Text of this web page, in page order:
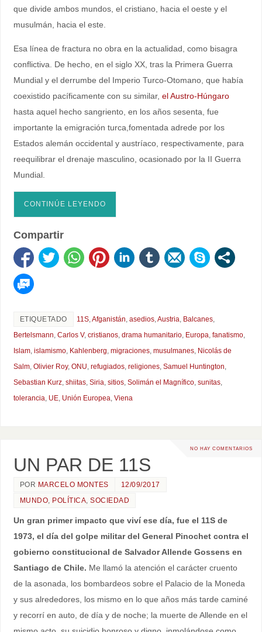
que divide ambos mundos, el cristiano, hacia el oeste y el
musulmán, hacia el este.
Esa línea de fractura no obra en la actualidad, como bisagra
conflictiva. De hecho, en el siglo XX, tras la Primera Guerra
Mundial y el derrumbe del Imperio Turco-Otomano, que había
coexistido pacíficamente con su similar, el Austro-Húngaro
hasta aquel hecho sangriento, en los años sesenta, fue
importante la emigración turca,fomentada adrede por los
Estados alemán occidental y austríaco, respectivamente, para
reequilibrar el drenaje masculino, ocasionado por la II Guerra
Mundial.
CONTINÚE LEYENDO
Compartir
ETIQUETADO 11S,Afganistán, asedios,Austria, Balcanes,
Bertelsmann, Carlos V, cristianos, drama humanitario, Europa, fanatismo,
Islam, islamismo, Kahlenberg, migraciones, musulmanes, Nicolás de
Salm, Olivier Roy, ONU, refugiados, religiones, Samuel Huntington,
Sebastian Kurz, shiitas, Siria, sitios, Solimán el Magnífico, sunitas,
tolerancia, UE, Unión Europea, Viena
NO HAY COMENTARIOS
UN PAR DE 11S
POR MARCELO MONTES
12/09/2017
MUNDO, POLÍTICA,SOCIEDAD
Un gran primer impacto que viví ese día, fue el 11S de
1973, el día del golpe militar del General Pinochet contra el
gobierno constitucional de Salvador Allende Gossens en
Santiago de Chile. Me llamó la atención el carácter cruento
de la asonada, los bombardeos sobre el Palacio de la Moneda
y sus alrededores, los mismo en lo que años más tarde caminé
y recorrí en auto, de día y de noche; la muerte de Allende en el